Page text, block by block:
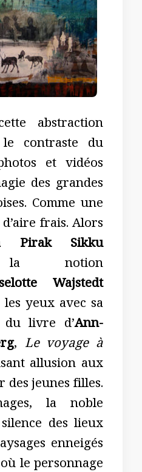
abstraction
contraste du
et vidéos
des grandes
Comme une
frais. Alors
Pirak Sikku
la notion
Wajstedt
yeux avec sa
du livre d’Ann-
, Le voyage à
allusion aux
des jeunes filles.
la noble
des lieux
enneigés
le personnage